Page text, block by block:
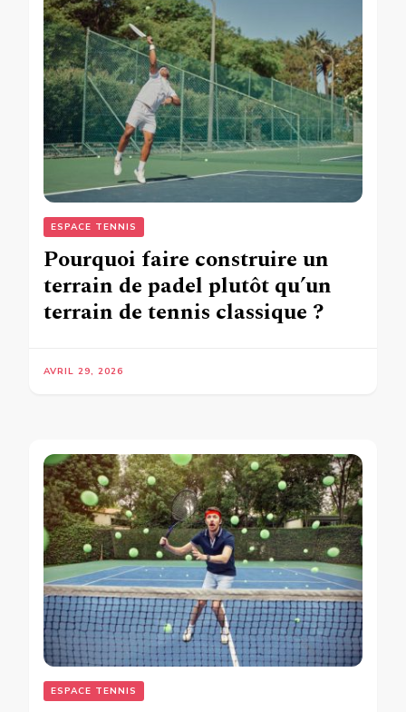
ESPACE TENNIS
Pourquoi faire construire un
terrain de padel plutôt qu’un
terrain de tennis classique ?
AVRIL 29, 2026
ESPACE TENNIS